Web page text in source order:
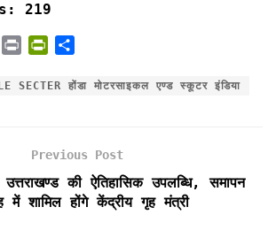
219
i
i
r
i
e
a
SECTER होंडा मोटरसाइकल एण्‍ड स्‍कूटर इंडिया
Previous Post
की ऐतिहासिक उपलब्धि, समापन
में शामिल होंगे केंद्रीय गृह मंत्री